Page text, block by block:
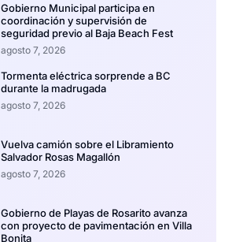
Gobierno Municipal participa en
coordinación y supervisión de
seguridad previo al Baja Beach Fest
agosto 7, 2026
Tormenta eléctrica sorprende a BC
durante la madrugada
agosto 7, 2026
Vuelva camión sobre el Libramiento
Salvador Rosas Magallón
agosto 7, 2026
Gobierno de Playas de Rosarito avanza
con proyecto de pavimentación en Villa
Bonita